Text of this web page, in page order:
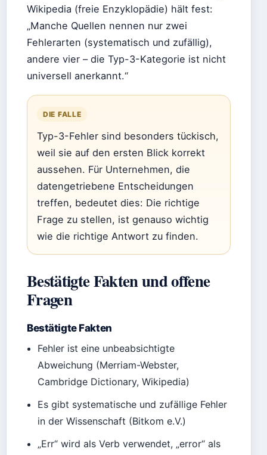
Wikipedia (freie Enzyklopädie) hält fest:
„Manche Quellen nennen nur zwei
Fehlerarten (systematisch und zufällig),
andere vier – die Typ-3-Kategorie ist nicht
universell anerkannt.“
DIE FALLE
Typ-3-Fehler sind besonders tückisch,
weil sie auf den ersten Blick korrekt
aussehen. Für Unternehmen, die
datengetriebene Entscheidungen
treffen, bedeutet dies: Die richtige
Frage zu stellen, ist genauso wichtig
wie die richtige Antwort zu finden.
Bestätigte Fakten und offene
Fragen
Bestätigte Fakten
Fehler ist eine unbeabsichtigte
Abweichung (Merriam-Webster,
Cambridge Dictionary, Wikipedia)
Es gibt systematische und zufällige Fehler
in der Wissenschaft (Bitkom e.V.)
„Err“ wird als Verb verwendet, „error“ als